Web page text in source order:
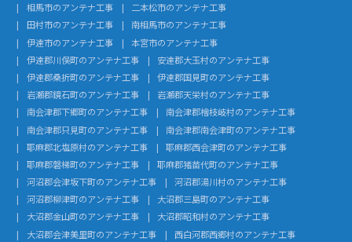
相馬市のアンテナ工事
二本松市のアンテナ工事
田村市のアンテナ工事
南相馬市のアンテナ工事
伊達市のアンテナ工事
本宮市のアンテナ工事
伊達郡川俣町のアンテナ工事
安達郡大玉村のアンテナ工事
伊達郡桑折町のアンテナ工事
伊達郡国見町のアンテナ工事
岩瀬郡鏡石町のアンテナ工事
岩瀬郡天栄村のアンテナ工事
南会津郡下郷町のアンテナ工事
南会津郡檜枝岐村のアンテナ工事
南会津郡只見町のアンテナ工事
南会津郡南会津町のアンテナ工事
耶麻郡北塩原村のアンテナ工事
耶麻郡西会津町のアンテナ工事
耶麻郡磐梯町のアンテナ工事
耶麻郡猪苗代町のアンテナ工事
河沼郡会津坂下町のアンテナ工事
河沼郡湯川村のアンテナ工事
河沼郡柳津町のアンテナ工事
大沼郡三島町のアンテナ工事
大沼郡金山町のアンテナ工事
大沼郡昭和村のアンテナ工事
大沼郡会津美里町のアンテナ工事
西白河郡西郷村のアンテナ工事